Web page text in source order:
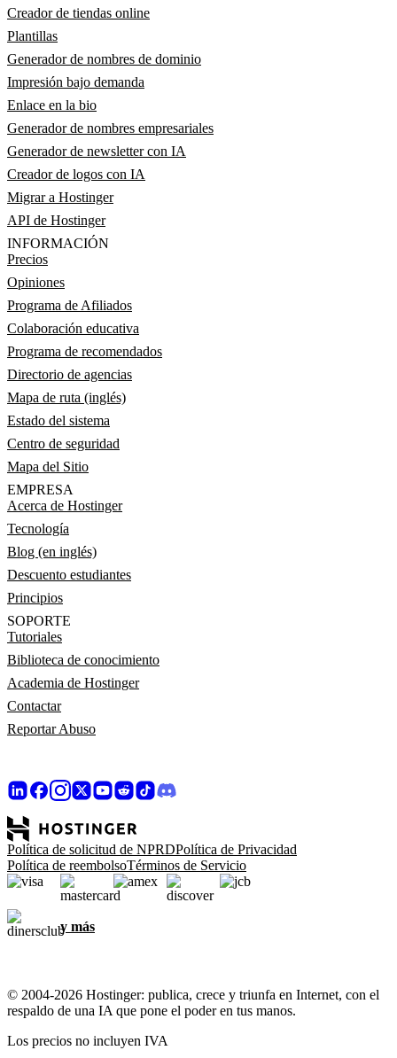
Creador de tiendas online
Plantillas
Generador de nombres de dominio
Impresión bajo demanda
Enlace en la bio
Generador de nombres empresariales
Generador de newsletter con IA
Creador de logos con IA
Migrar a Hostinger
API de Hostinger
INFORMACIÓN
Precios
Opiniones
Programa de Afiliados
Colaboración educativa
Programa de recomendados
Directorio de agencias
Mapa de ruta (inglés)
Estado del sistema
Centro de seguridad
Mapa del Sitio
EMPRESA
Acerca de Hostinger
Tecnología
Blog (en inglés)
Descuento estudiantes
Principios
SOPORTE
Tutoriales
Biblioteca de conocimiento
Academia de Hostinger
Contactar
Reportar Abuso
Política de solicitud de NPRDPolítica de Privacidad
Política de reembolsoTérminos de Servicio
y más
© 2004-2026 Hostinger: publica, crece y triunfa en Internet, con el
respaldo de una IA que pone el poder en tus manos.
Los precios no incluyen IVA